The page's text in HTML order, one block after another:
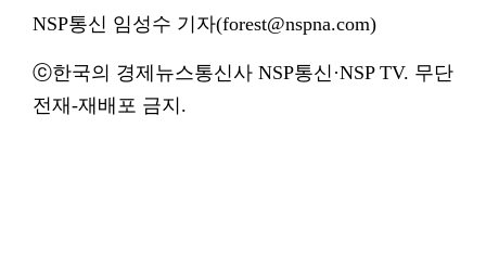
NSP통신 임성수 기자(forest@nspna.com)
ⓒ한국의 경제뉴스통신사 NSP통신·NSP TV. 무단
전재-재배포 금지.